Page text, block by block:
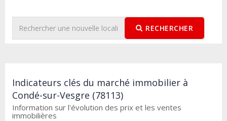
RECHERCHER
Indicateurs clés du marché immobilier à
Condé-sur-Vesgre (78113)
Information sur l'évolution des prix et les ventes
immobilières